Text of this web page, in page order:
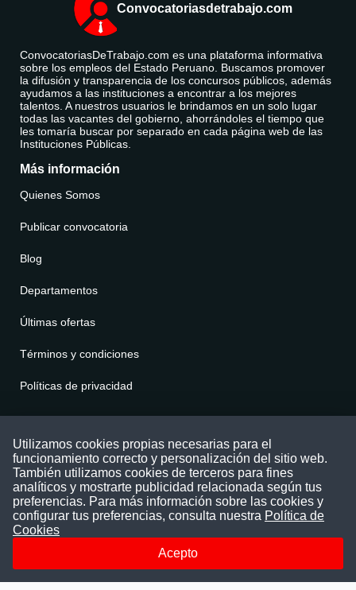
Convocatoriasdetrabajo.com
ConvocatoriasDeTrabajo.com es una plataforma informativa
sobre los empleos del Estado Peruano. Buscamos promover
la difusión y transparencia de los concursos públicos, además
ayudamos a las instituciones a encontrar a los mejores
talentos. A nuestros usuarios le brindamos en un solo lugar
todas las vacantes del gobierno, ahorrándoles el tiempo que
les tomaría buscar por separado en cada página web de las
Instituciones Públicas.
Más información
Quienes Somos
Publicar convocatoria
Blog
Departamentos
Últimas ofertas
Términos y condiciones
Políticas de privacidad
Puede comunicarse con nosotros a través
nuestras redes sociales o del correo:
contacto@convocatoriasdetrabajo.com
Siguenos en:
Utilizamos cookies propias necesarias para el
funcionamiento correcto y personalización del sitio web.
También utilizamos cookies de terceros para fines
analíticos y mostrarte publicidad relacionada según tus
preferencias. Para más información sobre las cookies y
configurar tus preferencias, consulta nuestra Política de
Cookies
Acepto